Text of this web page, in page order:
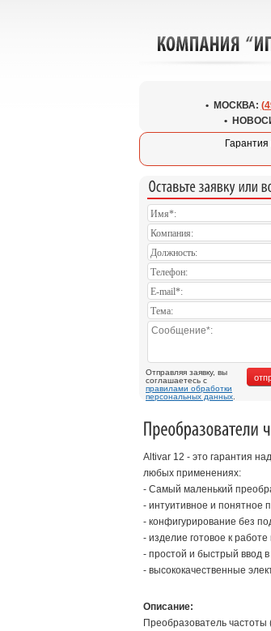
• МОСКВА:
•
Отправляя заявку, вы
соглашаетесь с
правилами обработки
персональных данных
Altivar 12 - это гарантия
любых применениях:
- Самый маленький
- интуитивное и понятное
- конфигурирование без
- изделие готовое к
- простой и быстрый ввод
- высококачественные
Описание:
Преобразователь